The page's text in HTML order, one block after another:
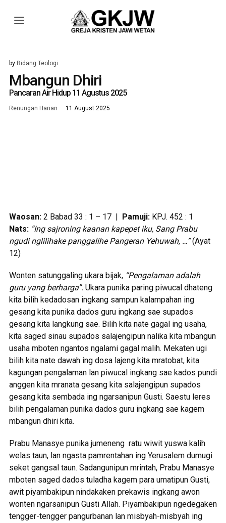
by Bidang Teologi
Mbangun Dhiri
Pancaran Air Hidup 11 Agustus 2025
Renungan Harian 11 August 2025
Waosan: 2 Babad 33 : 1 – 17 | Pamuji:KPJ. 452 : 1
Nats: “Ing sajroning kaanan kapepet iku, Sang Prabu
ngudi nglilihake panggalihePangeran Yehuwah, …”(Ayat
12)
Wonten satunggaling ukara bijak, “Pengalaman adalah
guru yang berharga”. Ukara punika paring piwucal dhateng
kita bilih kedadosan ingkang sampun kalampahan ing
gesang kita punika dados guru ingkang sae supados
gesang kita langkung sae. Bilih kita nate gagal ing usaha,
kita saged sinau supados salajengipun nalika kita mbangun
usaha mboten ngantos ngalami gagal malih. Mekaten ugi
bilih kita nate dawah ing dosa lajeng kita mratobat, kita
kagungan pengalaman lan piwucal ingkang sae kados pundi
anggen kita mranata gesang kita salajengipun supados
gesang kita sembada ing ngarsanipun Gusti. Saestu leres
bilih pengalaman punika dados guru ingkang sae kagem
mbangun dhiri kita.
Prabu Manasye punika jumeneng ratu wiwit yuswa kalih
welas taun, lan ngasta pamrentahan ing Yerusalem dumugi
seket gangsal taun. Sadangunipun mrintah, Prabu Manasye
mboten saged dados tuladha kagem para umatipun Gusti,
awit piyambakipun nindakaken prekawis ingkang awon
wonten ngarsanipun Gusti Allah. Piyambakipun ngedegaken
tengger-tengger pangurbanan lan misbyah-misbyah ing